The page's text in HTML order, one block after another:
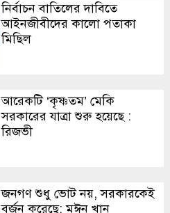
নির্বাচন বাতিলের দাবিতে
আইনজীবীদের কালো পতাকা
মিছিল
আরেকটি ‘কৃষ্ণতম’ মেকি
সরকারের যাত্রা শুরু হয়েছে :
রিজভী
জনগণ শুধু ভোট নয়, সরকারকেই
বর্জন করেছে: মঈন খান